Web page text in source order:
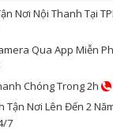
Nơi Nội Thanh Tại
Qua App Miễn
Chóng Trong 2h
Tận Nơi Lên Đến 2
7